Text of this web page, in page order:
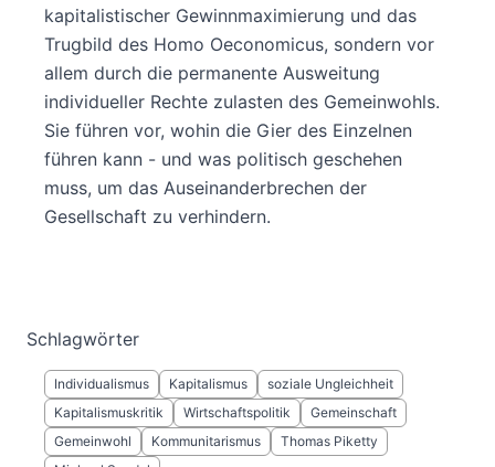
kapitalistischer Gewinnmaximierung und das
Trugbild des Homo Oeconomicus, sondern vor
allem durch die permanente Ausweitung
individueller Rechte zulasten des Gemeinwohls.
Sie führen vor, wohin die Gier des Einzelnen
führen kann - und was politisch geschehen
muss, um das Auseinanderbrechen der
Gesellschaft zu verhindern.
Schlagwörter
Individualismus Kapitalismus
soziale Ungleichheit
Kapitalismuskritik
Wirtschaftspolitik
Gemeinschaft
Gemeinwohl
Kommunitarismus
Thomas Piketty